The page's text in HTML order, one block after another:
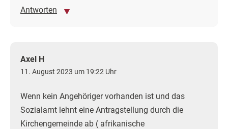
Antworten
Axel H
11. August 2023 um 19:22 Uhr
Wenn kein Angehöriger vorhanden ist und das
Sozialamt lehnt eine Antragstellung durch die
Kirchengemeinde ab ( afrikanische